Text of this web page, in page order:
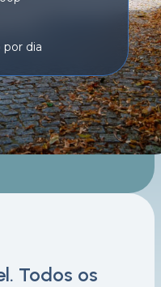
dia
Todos os